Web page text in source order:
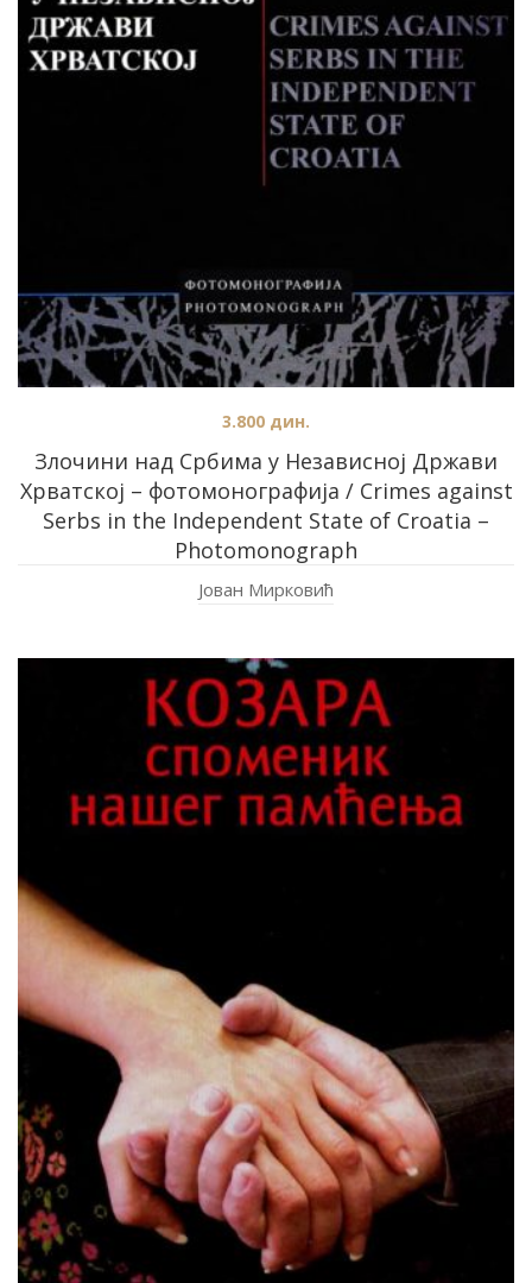
Злочини над Србима у Независној Држави
Хрватској – фотомонографија / Crimes against
Serbs in the Independent State of Croatia –
Photomonograph
3.800 дин.
Јован Мирковић